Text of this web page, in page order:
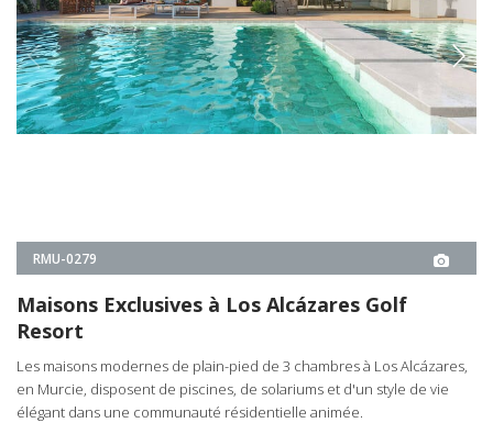
LOS ALCÁZARES -MURCIE 3 2
À PARTIR DE
€555.000
DÉTAILS IMMOBILIER